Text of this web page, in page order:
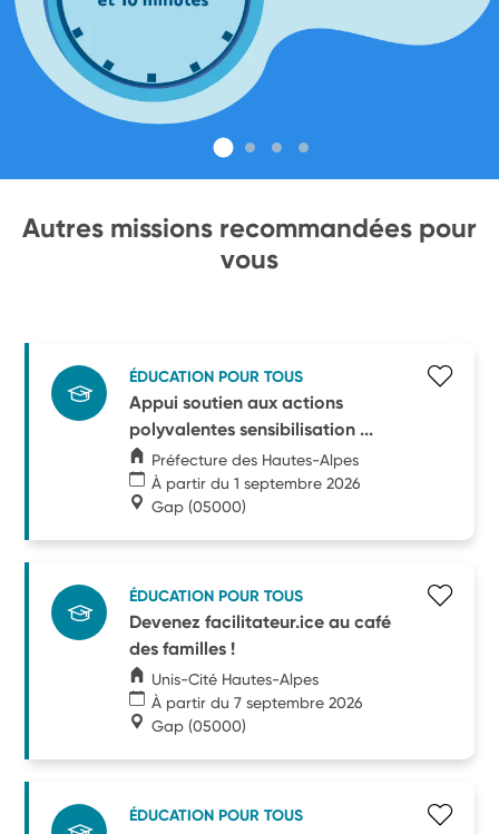
Autres missions recommandées pour
vous
ÉDUCATION POUR TOUS
Appui soutien aux actions
polyvalentes sensibilisation ...
Préfecture des Hautes-Alpes
À partir du 1 septembre 2026
Gap (05000)
ÉDUCATION POUR TOUS
Devenez facilitateur.ice au café
des familles !
Unis-Cité Hautes-Alpes
À partir du 7 septembre 2026
Gap (05000)
ÉDUCATION POUR TOUS